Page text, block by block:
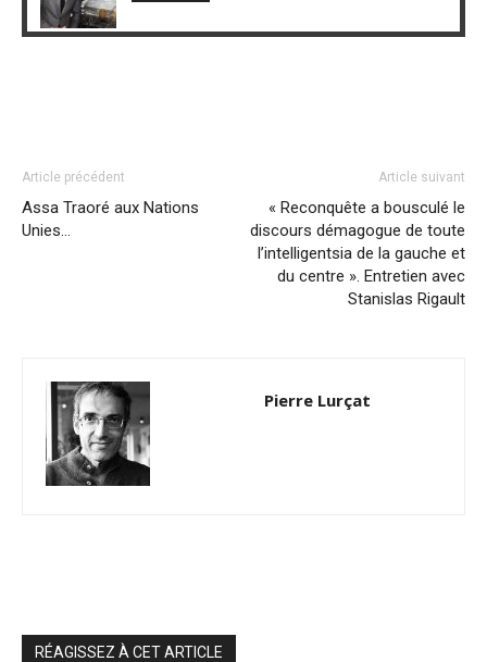
Article précédent
Assa Traoré aux Nations
Unies…
Article suivant
« Reconquête a bousculé le
discours démagogue de toute
l’intelligentsia de la gauche et
du centre ». Entretien avec
Stanislas Rigault
Pierre Lurçat
RÉAGISSEZ À CET ARTICLE